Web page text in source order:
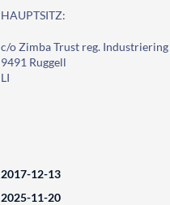
HAUPTSITZ:
c/o Zimba Trust reg. Industriering
9491 Ruggell
LI
2017-12-13
2025-11-20